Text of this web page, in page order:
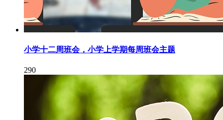
小学十二周班会，小学上学期每周班会主题
290